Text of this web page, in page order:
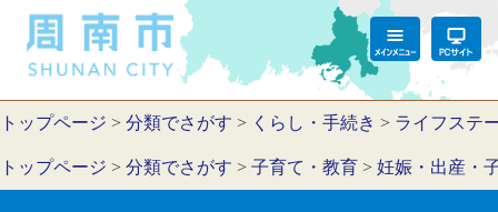
トップページ > 分類でさがす > くらし・手続き > ライフステ
トップページ > 分類でさがす > 子育て・教育 > 妊娠・出産・